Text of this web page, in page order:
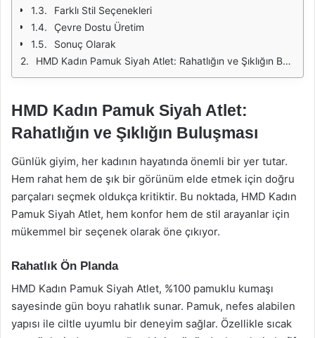
Farklı Stil Seçenekleri
Çevre Dostu Üretim
Sonuç Olarak
HMD Kadın Pamuk Siyah Atlet: Rahatlığın ve Şıklığın Buluşması
HMD Kadın Pamuk Siyah Atlet:
Rahatlığın ve Şıklığın Buluşması
Günlük giyim, her kadının hayatında önemli bir yer tutar.
Hem rahat hem de şık bir görünüm elde etmek için doğru
parçaları seçmek oldukça kritiktir. Bu noktada, HMD Kadın
Pamuk Siyah Atlet, hem konfor hem de stil arayanlar için
mükemmel bir seçenek olarak öne çıkıyor.
Rahatlık Ön Planda
HMD Kadın Pamuk Siyah Atlet, %100 pamuklu kumaşı
sayesinde gün boyu rahatlık sunar. Pamuk, nefes alabilen
yapısı ile ciltle uyumlu bir deneyim sağlar. Özellikle sıcak